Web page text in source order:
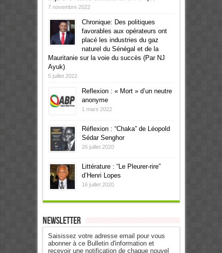
7 novembre 2022
Chronique: Des politiques
favorables aux opérateurs ont
placé les industries du gaz
naturel du Sénégal et de la
Mauritanie sur la voie du succès (Par NJ
Ayuk)
5 juillet 2022
Reflexion : « Mort » d’un neutre
anonyme
1 mars 2022
Réflexion : “Chaka” de Léopold
Sédar Senghor
26 juillet 2020
Littérature : “Le Pleurer-rire”
d’Henri Lopes
16 juillet 2020
Newsletter
Saisissez votre adresse email pour vous
abonner à ce Bulletin d'information et
recevoir une notification de chaque nouvel